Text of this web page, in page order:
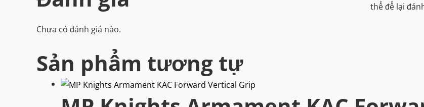
Chưa có đánh giá nào.
thể để lại
Sản phẩm tương tự